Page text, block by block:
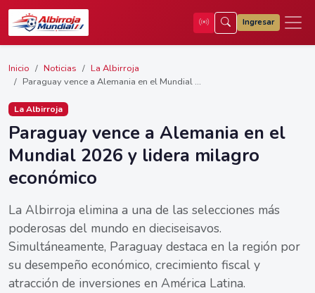
Ingresar
Inicio Noticias
La Albirroja
Paraguay vence a Alemania en el Mundial ...
La Albirroja
Paraguay vence a Alemania en el
Mundial 2026 y lidera milagro
económico
La Albirroja elimina a una de las selecciones más
poderosas del mundo en dieciseisavos.
Simultáneamente, Paraguay destaca en la región por
su desempeño económico, crecimiento fiscal y
atracción de inversiones en América Latina.